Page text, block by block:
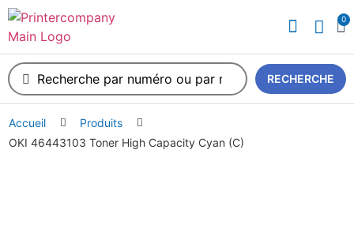
0
RECHERCHE
Accueil
Produits
OKI 46443103 Toner High Capacity Cyan (C)